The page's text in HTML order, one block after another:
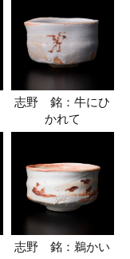
志野 銘：牛にひ
かれて
志野 銘：鵜かい